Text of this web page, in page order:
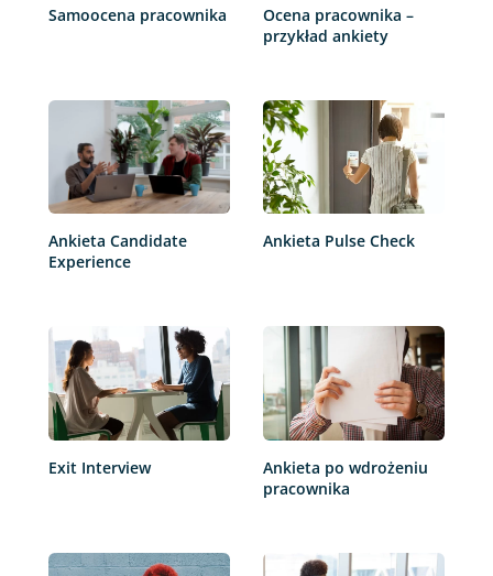
Samoocena pracownika
Ocena pracownika –
przykład ankiety
Ankieta Candidate
Experience
Ankieta Pulse Check
Exit Interview
Ankieta po wdrożeniu
pracownika